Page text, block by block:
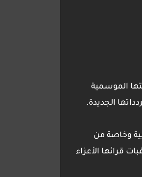
الموسمية
الجديدة.
وخاصة من
قرائها الأعزاء